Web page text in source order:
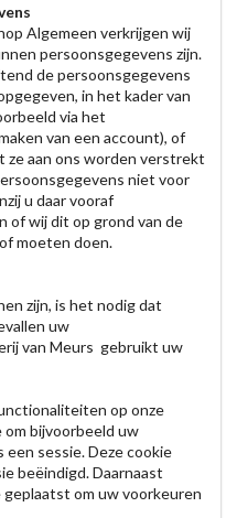
Algemeen verkrijgen wij
persoonsgegevens zijn.
de persoonsgegevens
in het kader van
via het
van een account), of
ze aan ons worden verstrekt
niet voor
u daar vooraf
of wij dit op grond van de
moeten doen.
zijn, is het nodig dat
uw
van Meurs gebruikt uw
op onze
bijvoorbeeld uw
sessie. Deze cookie
beëindigd. Daarnaast
om uw voorkeuren